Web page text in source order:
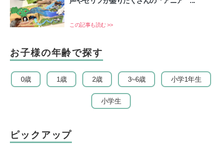
この記事も読む >>
お子様の年齢で探す
0歳 1歳 2歳 3~6歳 小学1年生
小学生
ピックアップ